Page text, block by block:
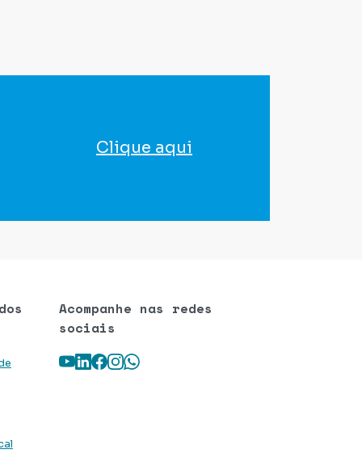
Clique aqui
Acompanhe nas redes
sociais
Youtube
LinkedIn
Facebook
Instagram
WhatsApp